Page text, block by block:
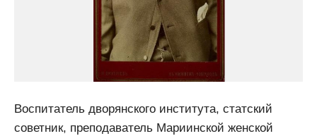
Воспитатель дворянского института, статский
советник, преподаватель Мариинской женской